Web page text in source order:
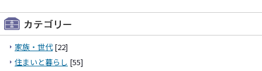
家族・世代[22]
住まいと暮らし [55]